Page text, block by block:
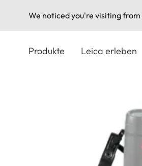
We noticed you're visiting from
Produkte Leica erleben